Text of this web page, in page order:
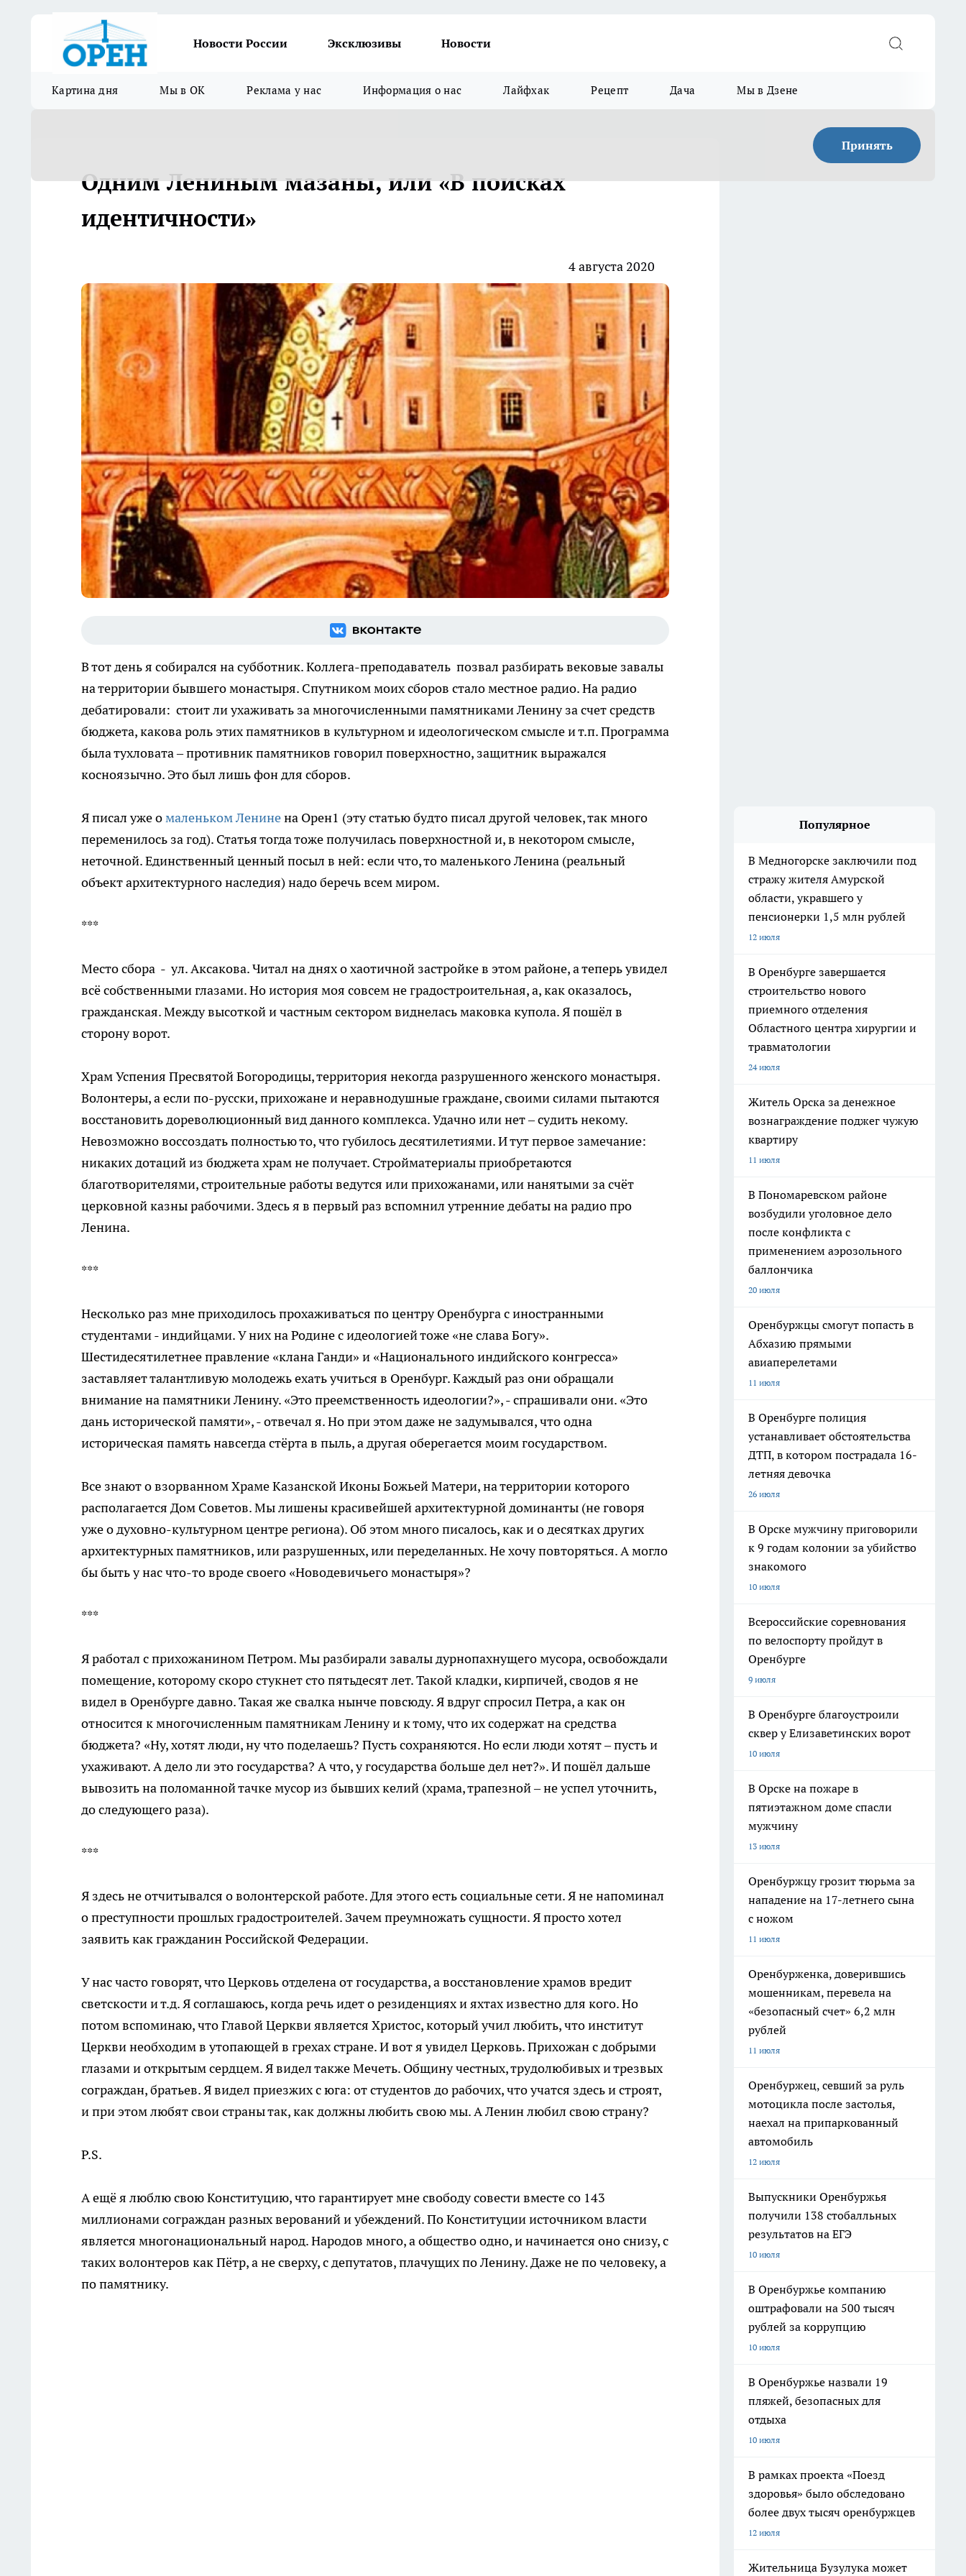
Новости России Эксклюзивы Новости
Картина дня Мы в ОК Реклама у нас Информация о нас Лайфхак Рецепт Дача Мы в Дзене
Принять
Одним Лениным мазаны, или «В поисках
идентичности»
4 августа 2020
В тот день я собирался на субботник. Коллега-преподаватель позвал разбирать вековые завалы
на территории бывшего монастыря. Спутником моих сборов стало местное радио. На радио
дебатировали: стоит ли ухаживать за многочисленными памятниками Ленину за счет средств
бюджета, какова роль этих памятников в культурном и идеологическом смысле и т.п. Программа
была тухловата – противник памятников говорил поверхностно, защитник выражался
косноязычно. Это был лишь фон для сборов.
Я писал уже омаленьком Ленинена Орен1 (эту статью будто писал другой человек, так много
переменилось за год). Статья тогда тоже получилась поверхностной и, в некотором смысле,
неточной. Единственный ценный посыл в ней: если что, то маленького Ленина (реальный
объект архитектурного наследия) надо беречь всем миром.
***
Место сбора - ул. Аксакова. Читал на днях о хаотичной застройке в этом районе, а теперь увидел
всё собственными глазами. Но история моя совсем не градостроительная, а, как оказалось,
гражданская. Между высоткой и частным сектором виднелась маковка купола. Я пошёл в
сторону ворот.
Храм Успения Пресвятой Богородицы, территория некогда разрушенного женского монастыря.
Волонтеры, а если по-русски, прихожане и неравнодушные граждане, своими силами пытаются
восстановить дореволюционный вид данного комплекса. Удачно или нет – судить некому.
Невозможно воссоздать полностью то, что губилось десятилетиями. И тут первое замечание:
никаких дотаций из бюджета храм не получает. Стройматериалы приобретаются
благотворителями, строительные работы ведутся или прихожанами, или нанятыми за счёт
церковной казны рабочими. Здесь я в первый раз вспомнил утренние дебаты на радио про
Ленина.
***
Несколько раз мне приходилось прохаживаться по центру Оренбурга с иностранными
студентами - индийцами. У них на Родине с идеологией тоже «не слава Богу».
Шестидесятилетнее правление «клана Ганди» и «Национального индийского конгресса»
заставляет талантливую молодежь ехать учиться в Оренбург. Каждый раз они обращали
внимание на памятники Ленину. «Это преемственность идеологии?», - спрашивали они. «Это
дань исторической памяти», - отвечал я. Но при этом даже не задумывался, что одна
историческая память навсегда стёрта в пыль, а другая оберегается моим государством.
Все знают о взорванном Храме Казанской Иконы Божьей Матери, на территории которого
располагается Дом Советов. Мы лишены красивейшей архитектурной доминанты (не говоря
уже о духовно-культурном центре региона). Об этом много писалось, как и о десятках других
архитектурных памятников, или разрушенных, или переделанных. Не хочу повторяться. А могло
бы быть у нас что-то вроде своего «Новодевичьего монастыря»?
***
Я работал с прихожанином Петром. Мы разбирали завалы дурнопахнущего мусора, освобождали
помещение, которому скоро стукнет сто пятьдесят лет. Такой кладки, кирпичей, сводов я не
видел в Оренбурге давно. Такая же свалка нынче повсюду. Я вдруг спросил Петра, а как он
относится к многочисленным памятникам Ленину и к тому, что их содержат на средства
бюджета? «Ну, хотят люди, ну что поделаешь? Пусть сохраняются. Но если люди хотят – пусть и
ухаживают. А дело ли это государства? А что, у государства больше дел нет?». И пошёл дальше
вывозить на поломанной тачке мусор из бывших келий (храма, трапезной – не успел уточнить,
до следующего раза).
***
Я здесь не отчитывался о волонтерской работе. Для этого есть социальные сети. Я не напоминал
о преступности прошлых градостроителей. Зачем преумножать сущности. Я просто хотел
заявить как гражданин Российской Федерации.
У нас часто говорят, что Церковь отделена от государства, а восстановление храмов вредит
светскости и т.д. Я соглашаюсь, когда речь идет о резиденциях и яхтах известно для кого. Но
потом вспоминаю, что Главой Церкви является Христос, который учил любить, что институт
Церкви необходим в утопающей в грехах стране. И вот я увидел Церковь. Прихожан с добрыми
глазами и открытым сердцем. Я видел также Мечеть. Общину честных, трудолюбивых и трезвых
сограждан, братьев. Я видел приезжих с юга: от студентов до рабочих, что учатся здесь и строят,
и при этом любят свои страны так, как должны любить свою мы. А Ленин любил свою страну?
Р.S.
А ещё я люблю свою Конституцию, что гарантирует мне свободу совести вместе со 143
миллионами сограждан разных верований и убеждений. По Конституции источником власти
является многонациональный народ. Народов много, а общество одно, и начинается оно снизу, с
таких волонтеров как Пётр, а не сверху, с депутатов, плачущих по Ленину. Даже не по человеку, а
по памятнику.
Популярное
В Медногорске заключили под
стражу жителя Амурской
области, укравшего у
пенсионерки 1,5 млн рублей
12 июля
В Оренбурге завершается
строительство нового
приемного отделения
Областного центра хирургии и
травматологии
24 июля
Житель Орска за денежное
вознаграждение поджег чужую
квартиру
11 июля
В Пономаревском районе
возбудили уголовное дело
после конфликта с
применением аэрозольного
баллончика
20 июля
Оренбуржцы смогут попасть в
Абхазию прямыми
авиаперелетами
11 июля
В Оренбурге полиция
устанавливает обстоятельства
ДТП, в котором пострадала 16-
летняя девочка
26 июля
В Орске мужчину приговорили
к 9 годам колонии за убийство
знакомого
10 июля
Всероссийские соревнования
по велоспорту пройдут в
Оренбурге
9 июля
В Оренбурге благоустроили
сквер у Елизаветинских ворот
10 июля
В Орске на пожаре в
пятиэтажном доме спасли
мужчину
13 июля
Оренбуржцу грозит тюрьма за
нападение на 17-летнего сына
с ножом
11 июля
Оренбурженка, доверившись
мошенникам, перевела на
«безопасный счет» 6,2 млн
рублей
11 июля
Оренбуржец, севший за руль
мотоцикла после застолья,
наехал на припаркованный
автомобиль
12 июля
Выпускники Оренбуржья
получили 138 стобалльных
результатов на ЕГЭ
10 июля
В Оренбуржье компанию
оштрафовали на 500 тысяч
рублей за коррупцию
10 июля
В Оренбуржье назвали 19
пляжей, безопасных для
отдыха
10 июля
В рамках проекта «Поезд
здоровья» было обследовано
более двух тысяч оренбуржцев
12 июля
Жительница Бузулука может